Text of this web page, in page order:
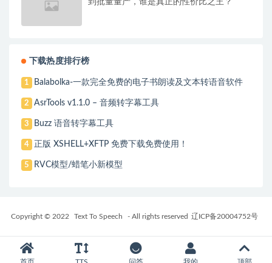
到批量量产，谁是真正的性价比之王？
下载热度排行榜
1 Balabolka-一款完全免费的电子书朗读及文本转语音软件
2 AsrTools v1.1.0 – 音频转字幕工具
3 Buzz 语音转字幕工具
4 正版 XSHELL+XFTP 免费下载免费使用！
5 RVC模型/蜡笔小新模型
Copyright © 2022 Text To Speech - All rights reserved 辽ICP备20004752号